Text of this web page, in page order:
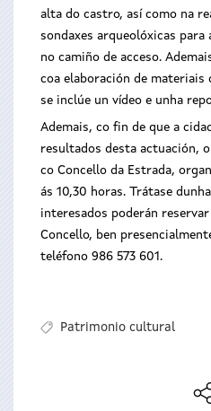
alta do castro, así como na
sondaxes arqueolóxicas para
no camiño de acceso.
coa elaboración de
se inclúe un vídeo e unha
Ademais, co fin de que a
resultados desta actuación,
co Concello da Estrada,
ás 10,30 horas. Trátase
interesados poderán
Concello, ben
teléfono 986 573 601.
Patrimonio cultural